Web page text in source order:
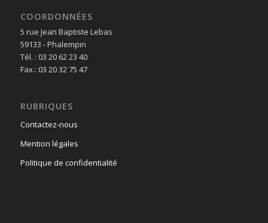
COORDONNÉES
5 rue Jean Baptiste Lebas
59133 - Phalempin
Tél. : 03 20 62 23 40
Fax.: 03 20 32 75 47
RUBRIQUES
Contactez-nous
Mention légales
Politique de confidentialité